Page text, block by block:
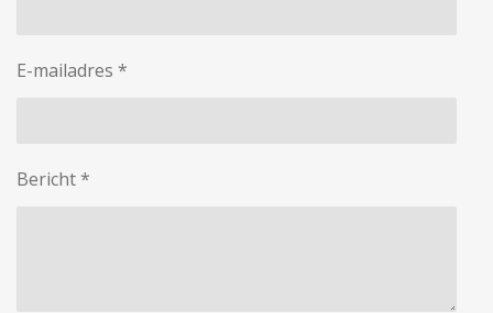
E-mailadres *
Bericht *